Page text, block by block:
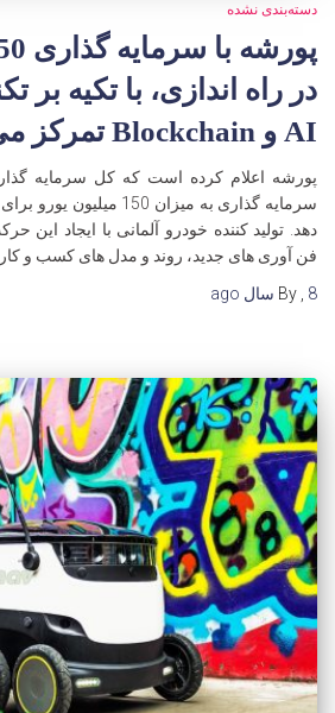
دسته‌بندی نشده
در راه اندازی، با تکیه بر
AI و Blockchain تمرکز می کند.
پورشه اعلام کرده است که کل سرمایه
سرمایه گذاری به میزان
دهد. تولید کننده خودرو آلمانی با ایجاد
فن آوری های جدید، روند و مدل های کسب و کار
By , 8 سال